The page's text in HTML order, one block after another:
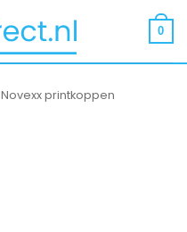
0
Novexx printkoppen